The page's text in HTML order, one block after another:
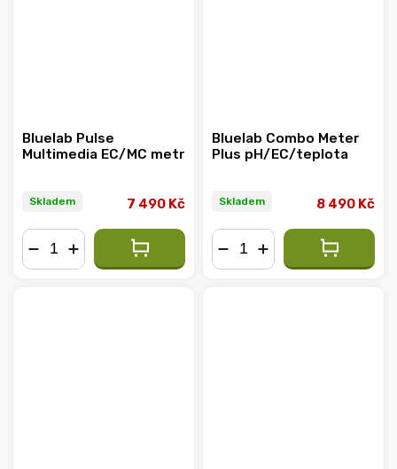
Bluelab Pulse
Multimedia EC/MC metr
Skladem 7 490 Kč
Bluelab Combo Meter
Plus pH/EC/teplota
Skladem 8 490 Kč